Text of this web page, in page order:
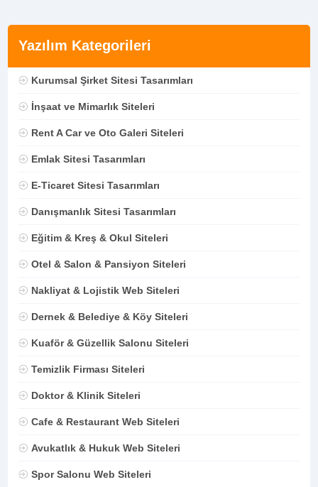
Yazılım Kategorileri
Kurumsal Şirket Sitesi Tasarımları
İnşaat ve Mimarlık Siteleri
Rent A Car ve Oto Galeri Siteleri
Emlak Sitesi Tasarımları
E-Ticaret Sitesi Tasarımları
Danışmanlık Sitesi Tasarımları
Eğitim & Kreş & Okul Siteleri
Otel & Salon & Pansiyon Siteleri
Nakliyat & Lojistik Web Siteleri
Dernek & Belediye & Köy Siteleri
Kuaför & Güzellik Salonu Siteleri
Temizlik Firması Siteleri
Doktor & Klinik Siteleri
Cafe & Restaurant Web Siteleri
Avukatlık & Hukuk Web Siteleri
Spor Salonu Web Siteleri